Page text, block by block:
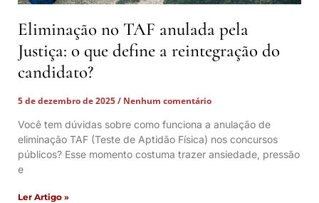
Eliminação no TAF anulada pela
Justiça: o que define a reintegração do
candidato?
5 de dezembro de 2025
Nenhum comentário
Você tem dúvidas sobre como funciona a anulação de
eliminação TAF (Teste de Aptidão Física) nos concursos
públicos? Esse momento costuma trazer ansiedade, pressão
e
Ler Artigo »